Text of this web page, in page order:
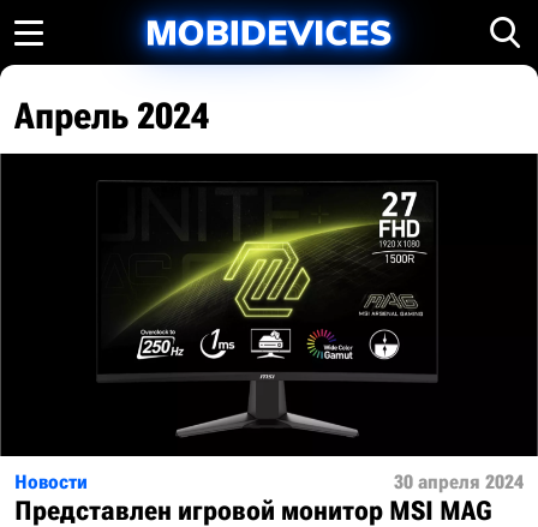
Апрель 2024
Новости 30 апреля 2024
Представлен игровой монитор MSI MAG